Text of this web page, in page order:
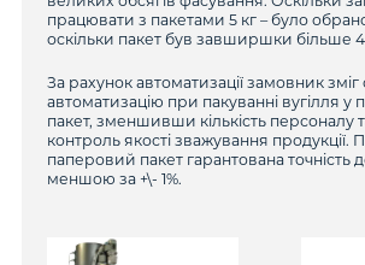
працювати з пакетами 5 кг – було
оскільки пакет був завширшки більше
За рахунок автоматизації замовник
автоматизацію при пакуванні вугілля у
пакет, зменшивши кількість персоналу
контроль якості зважування продукції.
паперовий пакет гарантована точність
меншою за +\- 1%.